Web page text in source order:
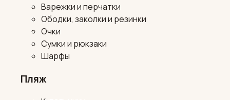
Варежки и перчатки
Ободки, заколки и резинки
Очки
Сумки и рюкзаки
Шарфы
Пляж